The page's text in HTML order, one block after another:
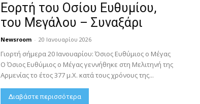
Εορτή του Οσίου Ευθυμίου,
του Μεγάλου – Συναξάρι
Newsroom - 20 Ιανουαρίου 2026
Γιορτή σήμερα 20 Ιανουαρίου: Όσιος Ευθύμιος ο Μέγας
Ο Όσιος Ευθύμιος ο Μέγας γεννήθηκε στη Μελιτηνή της
Αρμενίας το έτος 377 μ.Χ. κατά τους χρόνους της...
Διαβάστε περισσότερα